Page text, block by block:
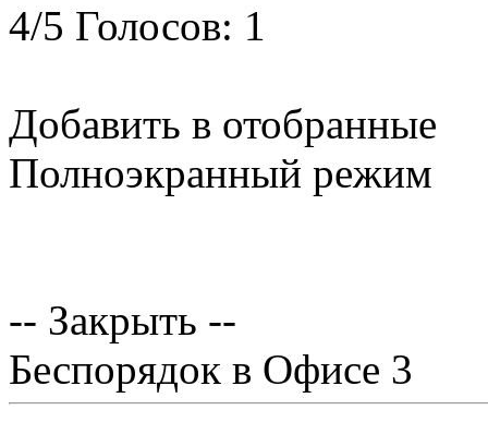
4/5 Голосов: 1
Добавить в отобранные
Полноэкранный режим
-- Закрыть --
Беспорядок в Офисе 3